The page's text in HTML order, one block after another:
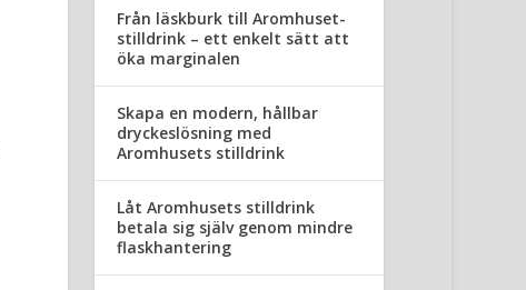
Från läskburk till Aromhuset-
stilldrink – ett enkelt sätt att
öka marginalen
Skapa en modern, hållbar
dryckeslösning med
Aromhusets stilldrink
Låt Aromhusets stilldrink
betala sig själv genom mindre
flaskhantering